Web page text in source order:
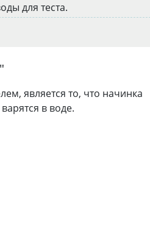
для теста.
"
является то, что начинка
в воде.